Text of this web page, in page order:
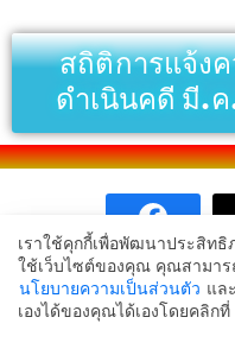
สถิติการแจ้ง
ดำเนินคดี มี.
เราใช้คุกกี้เพื่อพัฒนาประสิท
ใช้เว็บไซต์ของคุณ คุณสามาร
นโยบายความเป็นส่วนตัว แล
เองได้ของคุณได้เองโดยคลิกที่